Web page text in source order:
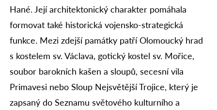
Hané. Její architektonický charakter pomáhala
formovat také historická vojensko-strategická
funkce. Mezi zdejší památky patří Olomoucký hrad
s kostelem sv. Václava, gotický kostel sv. Mořice,
soubor barokních kašen a sloupů, secesní vila
Primavesi nebo Sloup Nejsvětější Trojice, který je
zapsaný do Seznamu světového kulturního a